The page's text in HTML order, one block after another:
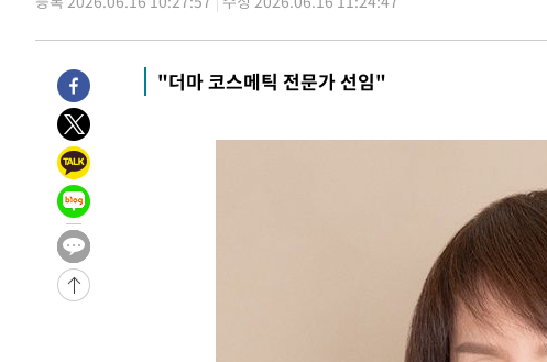
33분 전 >"韓 외환시장 개입 관측 배경엔 美의 대한국 무역적자 있어"
35분 전 >'월드컵 탈락 후폭풍' 축구협회…초유의 압수수색에 '충격·당황'
38분 전 >
서울 낮 37.9도, 올여름 최고치 경신…영등포 순간 '40도'
45분 전 >
[속보]종합특검, 대검 추가 압수수색…내란 중요임무종사 혐의
1시간 전 >
1시간 전 >
1시간 전 >
2시간 전 >
"여기 떨어졌다"…다누리, 스페이스X 로켓 달 충돌 흔적 포착
3시간 전 >
손흥민, 5경기 연속골 실패…LAFC는 승부차기 끝 과달라하라 격파
5시간 전 >
내일까지 39도 '펄펄'…기상청 "태풍 지나며 폭염 잠시 꺾인다"
'월드컵 탈락 후폭풍' 축구협회…11시간 걸린 초유의 압수수색(종
[속보] 뉴욕증시, 혼조 출발…나스닥 0.3%↓, 다우 0.14%↑
"더마 코스메틱 전문가 선임"